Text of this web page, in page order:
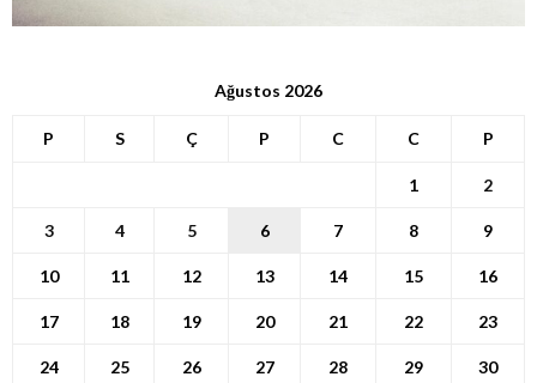
Ağustos 2026
P S Ç P C C P
1 2
3 4 5 6 7 8 9
10 11 12 13 14 15 16
17 18 19 20 21 22 23
24 25 26 27 28 29 30